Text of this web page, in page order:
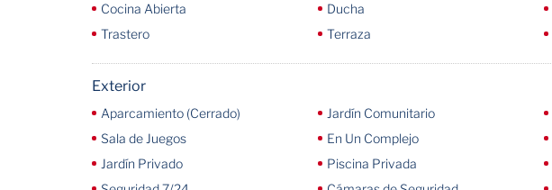
Cocina Abierta
Ducha
Trastero
Terraza
Exterior
Aparcamiento (Cerrado) Jardín Comunitario
Sala de Juegos
En Un Complejo
Jardín Privado
Piscina Privada